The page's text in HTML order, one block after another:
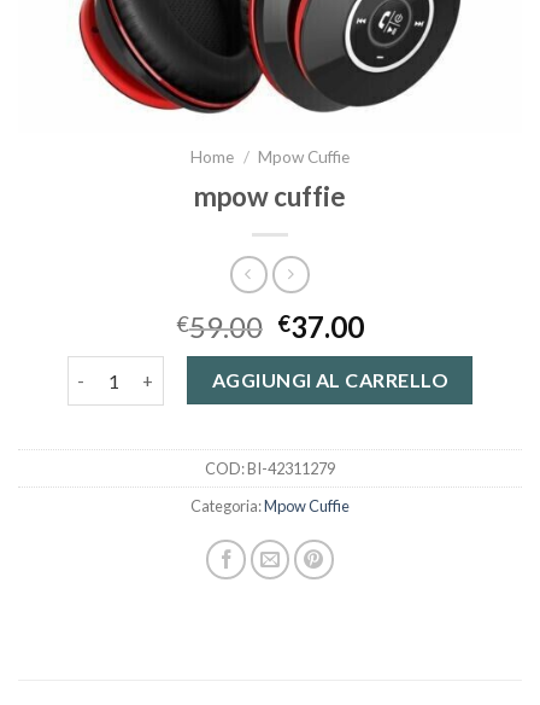
Home / Mpow Cuffie
mpow cuffie
€59.00 €37.00
mpow cuffie quantitàAGGIUNGI AL CARRELLO
COD:BI-42311279
Categoria:Mpow Cuffie